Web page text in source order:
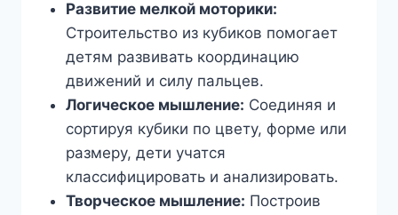
Развитие мелкой моторики:
Строительство из кубиков помогает
детям развивать координацию
движений и силу пальцев.
Логическое мышление: Соединяя и
сортируя кубики по цвету, форме или
размеру, дети учатся
классифицировать и анализировать.
Творческое мышление: Построив